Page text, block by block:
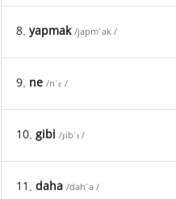
8. yapmak /japmˈak /
9. ne /nˈɛ /
10. gibi /ɟibˈɪ /
11. daha /dahˈa /